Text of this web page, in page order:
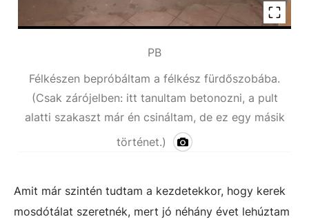
PB
Félkészen bepróbáltam a félkész fürdőszobába.
(Csak zárójelben: itt tanultam betonozni, a pult
alatti szakaszt már én csináltam, de ez egy másik
történet.)
Amit már szintén tudtam a kezdetekkor, hogy kerek
mosdótálat szeretnék, mert jó néhány évet lehúztam